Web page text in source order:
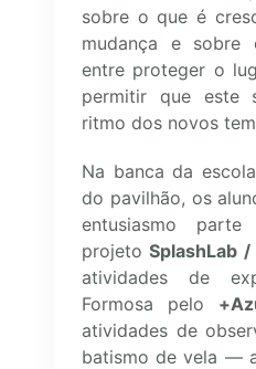
sobre o que é
mudança e sobre
entre proteger o
permitir que este
ritmo dos novos
Na banca da
do pavilhão, os
entusiasmo
projetoSplashLab /
atividades de
Formosa pelo
atividades de
batismo de vela —